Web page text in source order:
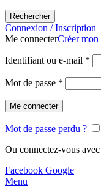
Rechercher
Connexion / Inscription
Me connecterCréer mon
Identifiant ou e-mail *
Mot de passe *
Me connecter
Mot de passe perdu ?
Ou connectez-vous avec
Facebook Google
Menu